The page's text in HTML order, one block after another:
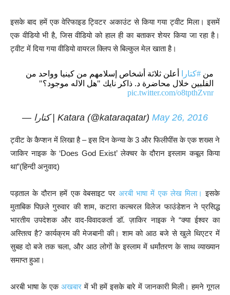
इसके बाद हमें एक वेरिफाइड ट्विटर अकाउंट से किया गया ट्वीट मिला। इसमें
एक वीडियो भी है, जिस वीडियो को हाल ही का बताकर शेयर किया जा रहा है।
ट्वीट में दिया गया वीडियो वायरल क्लिप से बिल्कुल मेल खाता है।
من#كتارا
أعلن ثلاثة أشخاص إسلامهم من كينيا وواحد من
الفلبين خلال محاضرة د. ذاكر نايك "هل الاله موجود؟"
pic.twitter.com/o8tpthZvnr
— كتارا | Katara (@kataraqatar) May 26, 2016
ट्वीट के कैप्शन में लिखा है – इस दिन केन्या के 3 और फिलीपींस के एक शख्स ने
जाकिर नाइक के ‘Does God Exist’ लेक्चर के दौरान इस्लाम कबूल किया
था”(हिन्दी अनुवाद)
पड़ताल के दौरान हमें एक वेबसाइट परअरबी भाषा में एक लेख मिला। इसके
मुताबिक पिछले गुरुवार की शाम, कटारा कल्चरल विलेज फाउंडेशन ने प्रसिद्ध
भारतीय उपदेशक और वाद-विवादकर्ता डॉ. ज़ाकिर नाइक ने “क्या ईश्वर का
अस्तित्व है? कार्यक्रम की मेजबानी की। शाम को आठ बजे से खुले थिएटर में
सुबह दो बजे तक चला, और आठ लोगों के इस्लाम में धर्मांतरण के साथ व्याख्यान
समाप्त हुआ।
अरबी भाषा के एक अखबार में भी हमें इसके बारे में जानकारी मिली। हमने गूगल